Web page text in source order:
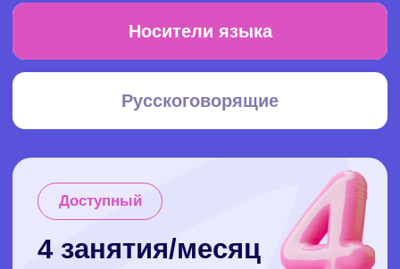
Cкидка 10% на первый месяц
8 занятий/месяц
40€ / урок
Оставить заявку
Общая стоимость занятий — 320€
Cкидка 15% на первый месяц
Популярный